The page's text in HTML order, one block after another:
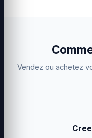
Vendez ou achetez